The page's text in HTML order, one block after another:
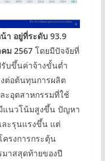
อยู่ที่ระดับ 93.9
ม 2567โดยมีปัจจัยที่
รับขึ้นค่าจ้างขั้นต่ำ
ต่อต้นทุนการผลิต
ะอุตสาหกรรมที่ใช้
แนวโน้มสูงขึ้น ปัญหา
ละรุนแรงขึ้น แต่
รงการกระตุ้น
มาสสุดท้ายของปี